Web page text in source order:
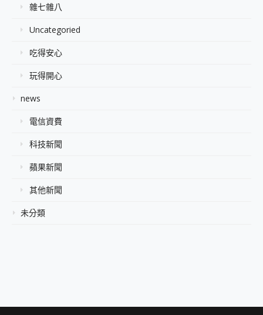
雜七雜八
Uncategoried
吃得安心
玩得開心
news
電信資費
科技新聞
蘋果新聞
其他新聞
未分類